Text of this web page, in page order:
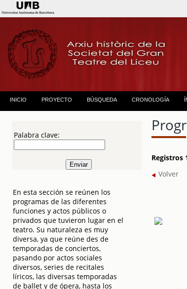
INICIO PROYECTO BÚSQUEDA CRONOLOGÍA
Palabra clave:
En esta sección se reúnen los
programas de las diferentes
funciones y actos públicos o
privados que tuvieron lugar en el
teatro. Su naturaleza es muy
diversa, ya que reúne des de
temporadas de conciertos,
pasando por actos sociales
diversos, series de recitales
líricos, las diversas temporadas
de ballet y de ópera, hasta los
Registros
Volver